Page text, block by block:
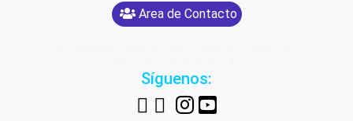
Area de Contacto
Síguenos: